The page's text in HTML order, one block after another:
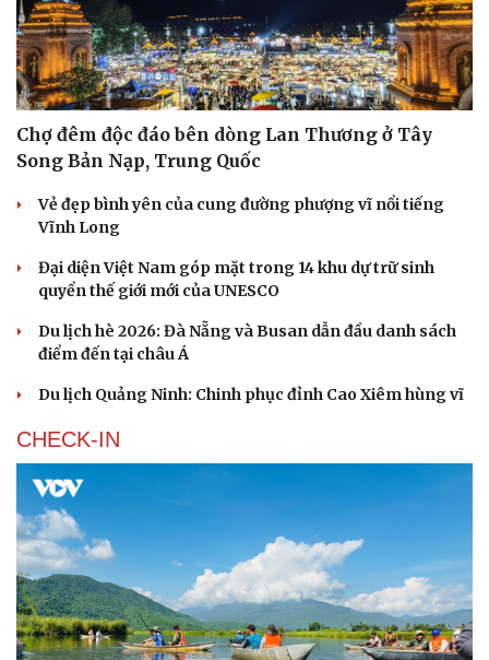
Chợ đêm độc đáo bên dòng Lan Thương ở Tây
Song Bản Nạp, Trung Quốc
Vẻ đẹp bình yên của cung đường phượng vĩ nổi tiếng
Vĩnh Long
Đại diện Việt Nam góp mặt trong 14 khu dự trữ sinh
quyển thế giới mới của UNESCO
Du lịch hè 2026: Đà Nẵng và Busan dẫn đầu danh sách
điểm đến tại châu Á
Du lịch Quảng Ninh: Chinh phục đỉnh Cao Xiêm hùng vĩ
CHECK-IN